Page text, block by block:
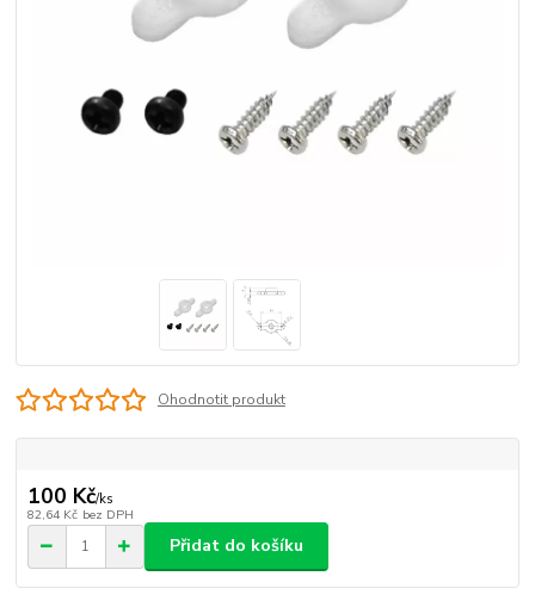
Ohodnotit produkt
100 Kč/ks
82,64 Kč bez DPH
Přidat do košíku